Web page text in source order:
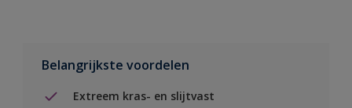
Belangrijkste voordelen
Extreem kras- en slijtvast